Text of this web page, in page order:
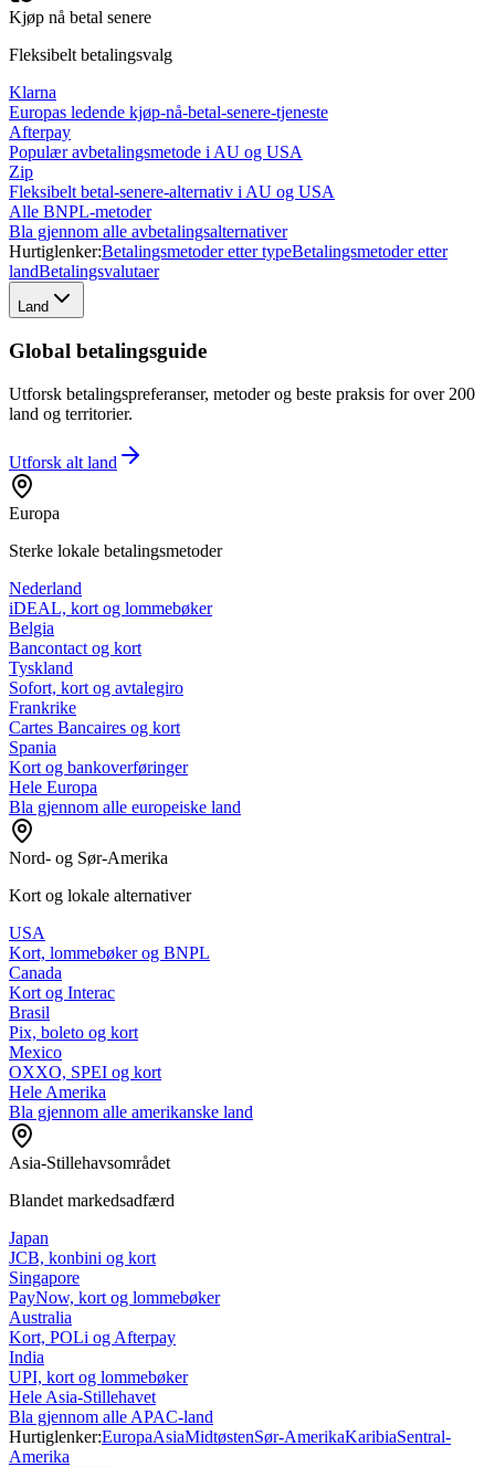
Kjøp nå betal senere
Fleksibelt betalingsvalg
Klarna
Europas ledende kjøp-nå-betal-senere-tjeneste
Afterpay
Populær avbetalingsmetode i AU og USA
Zip
Fleksibelt betal-senere-alternativ i AU og USA
Alle BNPL-metoder
Bla gjennom alle avbetalingsalternativer
Hurtiglenker:Betalingsmetoder etter typeBetalingsmetoder etter
landBetalingsvalutaer
Land
Global betalingsguide
Utforsk betalingspreferanser, metoder og beste praksis for over 200
land og territorier.
Utforsk alt land
Europa
Sterke lokale betalingsmetoder
Nederland
iDEAL, kort og lommebøker
Belgia
Bancontact og kort
Tyskland
Sofort, kort og avtalegiro
Frankrike
Cartes Bancaires og kort
Spania
Kort og bankoverføringer
Hele Europa
Bla gjennom alle europeiske land
Nord- og Sør-Amerika
Kort og lokale alternativer
USA
Kort, lommebøker og BNPL
Canada
Kort og Interac
Brasil
Pix, boleto og kort
Mexico
OXXO, SPEI og kort
Hele Amerika
Bla gjennom alle amerikanske land
Asia-Stillehavsområdet
Blandet markedsadfærd
Japan
JCB, konbini og kort
Singapore
PayNow, kort og lommebøker
Australia
Kort, POLi og Afterpay
India
UPI, kort og lommebøker
Hele Asia-Stillehavet
Bla gjennom alle APAC-land
Hurtiglenker:EuropaAsiaMidtøstenSør-AmerikaKaribiaSentral-
Amerika